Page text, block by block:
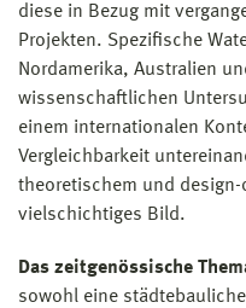
diese in Bezug mit
Projekten. Spezifische
Nordamerika, Australien
wissenschaftlichen
einem internationalen
Vergleichbarkeit
theoretischem und
vielschichtiges Bild.
Das zeitgenössische
sowohl eine